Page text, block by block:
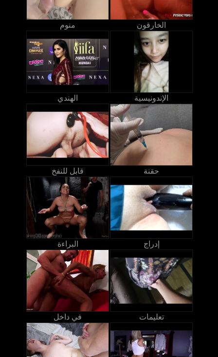
منوم الخارقون
الهندي الإندونيسية
قابل للنفخ حقنة
البراءة إدراج
في داخل تعليمات